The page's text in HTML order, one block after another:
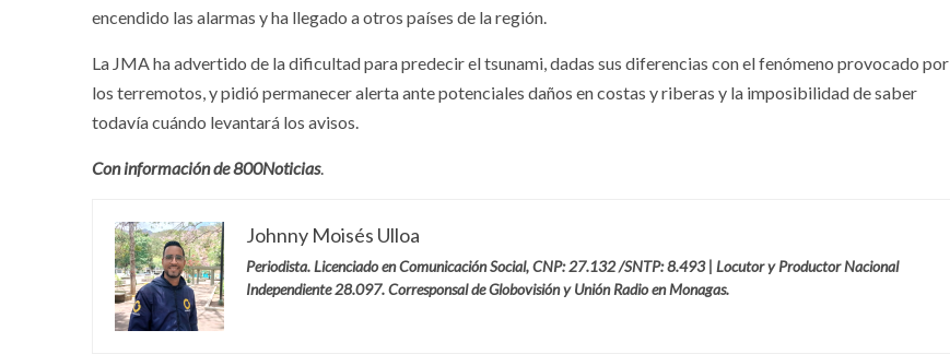
encendido las alarmas y ha llegado a otros países de la región.
La JMA ha advertido de la dificultad para predecir el tsunami, dadas sus diferencias con el fenómeno provocado por
los terremotos, y pidió permanecer alerta ante potenciales daños en costas y riberas y la imposibilidad de saber
todavía cuándo levantará los avisos.
Con información de 800Noticias.
Johnny Moisés Ulloa
Periodista. Licenciado en Comunicación Social, CNP: 27.132 /SNTP: 8.493 | Locutor y Productor Nacional
Independiente 28.097. Corresponsal de Globovisión y Unión Radio en Monagas.